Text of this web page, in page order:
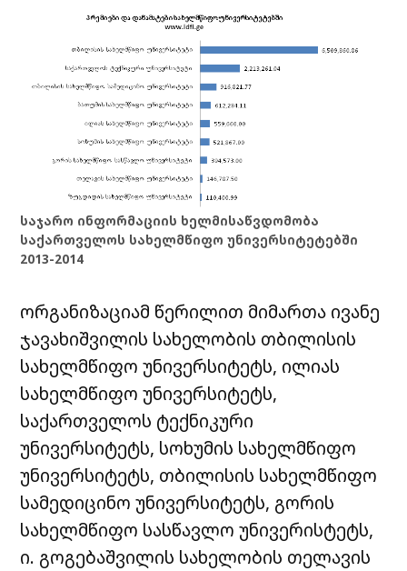
საჯარო ინფორმაციის ხელმისაწვდომობა
საქართველოს სახელმწიფო უნივერსიტეტებში
2013-2014
ორგანიზაციამ წერილით მიმართა ივანე
ჯავახიშვილის სახელობის თბილისის
სახელმწიფო უნივერსიტეტს, ილიას
სახელმწიფო უნივერსიტეტს,
საქართველოს ტექნიკური
უნივერსიტეტს, სოხუმის სახელმწიფო
უნივერსიტეტს, თბილისის სახელმწიფო
სამედიცინო უნივერსიტეტს, გორის
სახელმწიფო სასწავლო უნივერისტეტს,
ი. გოგებაშვილის სახელობის თელავის